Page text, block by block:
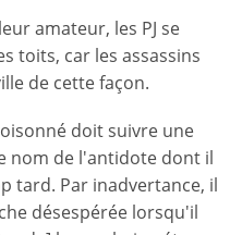
amateur, les PJ se
toits, car les assassins
de cette façon.
doit suivre une
nom de l'antidote dont il
tard. Par inadvertance, il
désespérée lorsqu'il